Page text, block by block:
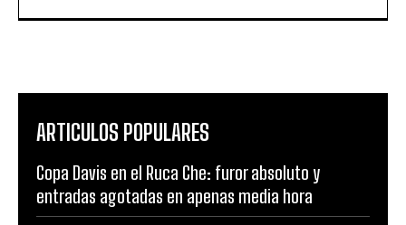
ARTICULOS POPULARES
Copa Davis en el Ruca Che: furor absoluto y
entradas agotadas en apenas media hora